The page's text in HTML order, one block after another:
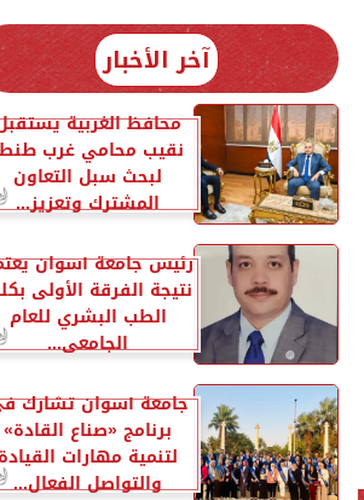
آخر الأخبار
محافظ الغربية
نقيب محامي غرب
لبحث سبل التعاون
المشترك وتعزيز...
رئيس جامعة أسوان
نتيجة الفرقة الأولى
الطب البشري للعام
الجامعي...
جامعة أسوان تشارك
برنامج «صناع القادة»
لتنمية مهارات القيادة
والتواصل الفعال...